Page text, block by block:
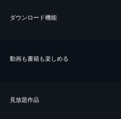
ダウンロード機能
動画も書籍も楽しめる
⾒放題作品